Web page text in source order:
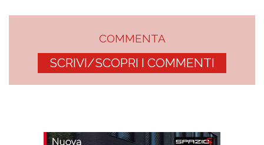
COMMENTA
SCRIVI/SCOPRI I COMMENTI